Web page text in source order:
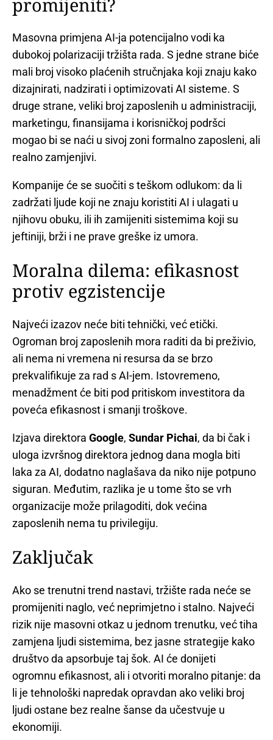
Masovna primjena AI-ja potencijalno vodi ka
dubokoj polarizaciji tržišta rada. S jedne strane biće
mali broj visoko plaćenih stručnjaka koji znaju kako
dizajnirati, nadzirati i optimizovati AI sisteme. S
druge strane, veliki broj zaposlenih u administraciji,
marketingu, finansijama i korisničkoj podršci
mogao bi se naći u sivoj zoni formalno zaposleni, ali
realno zamjenjivi.
Kompanije će se suočiti s teškom odlukom: da li
zadržati ljude koji ne znaju koristiti AI i ulagati u
njihovu obuku, ili ih zamijeniti sistemima koji su
jeftiniji, brži i ne prave greške iz umora.
Moralna dilema: efikasnost
protiv egzistencije
Najveći izazov neće biti tehnički, već etički.
Ogroman broj zaposlenih mora raditi da bi preživio,
ali nema ni vremena ni resursa da se brzo
prekvalifikuje za rad s AI-jem. Istovremeno,
menadžment će biti pod pritiskom investitora da
poveća efikasnost i smanji troškove.
Izjava direktora Google, Sundar Pichai, da bi čak i
uloga izvršnog direktora jednog dana mogla biti
laka za AI, dodatno naglašava da niko nije potpuno
siguran. Međutim, razlika je u tome što se vrh
organizacije može prilagoditi, dok većina
zaposlenih nema tu privilegiju.
Zaključak
Ako se trenutni trend nastavi, tržište rada neće se
promijeniti naglo, već neprimjetno i stalno. Najveći
rizik nije masovni otkaz u jednom trenutku, već tiha
zamjena ljudi sistemima, bez jasne strategije kako
društvo da apsorbuje taj šok. AI će donijeti
ogromnu efikasnost, ali i otvoriti moralno pitanje: da
li je tehnološki napredak opravdan ako veliki broj
ljudi ostane bez realne šanse da učestvuje u
ekonomiji.